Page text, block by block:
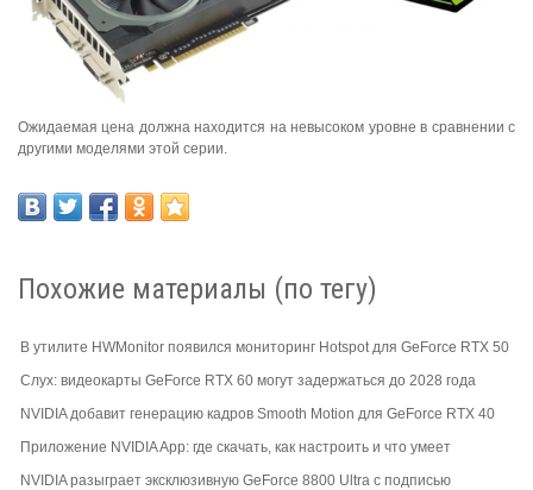
Ожидаемая цена должна находится на невысоком уровне в сравнении с
другими моделями этой серии.
Похожие материалы (по тегу)
В утилите HWMonitor появился мониторинг Hotspot для GeForce RTX 50
Слух: видеокарты GeForce RTX 60 могут задержаться до 2028 года
NVIDIA добавит генерацию кадров Smooth Motion для GeForce RTX 40
Приложение NVIDIA App: где скачать, как настроить и что умеет
NVIDIA разыграет эксклюзивную GeForce 8800 Ultra с подписью